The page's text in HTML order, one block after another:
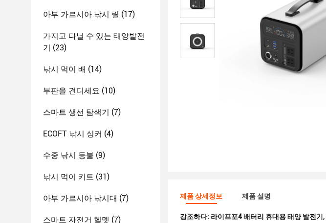
아부 가르시아 낚시 릴 (17)
가지고 다닐 수 있는 태양발전
기 (23)
낚시 먹이 배 (14)
부판을 견디세요 (10)
스마트 생선 탐색기 (7)
ECOFT 낚시 싱커 (4)
수중 낚시 등불 (9)
낚시 먹이 키트 (31)
아부 가르시아 낚시대 (7)
스마트 자전거 헬멧 (7)
제품 상세정보 제품 설명
강조하다: 라이프포4 배터리 휴대용 태양 발전기 ,